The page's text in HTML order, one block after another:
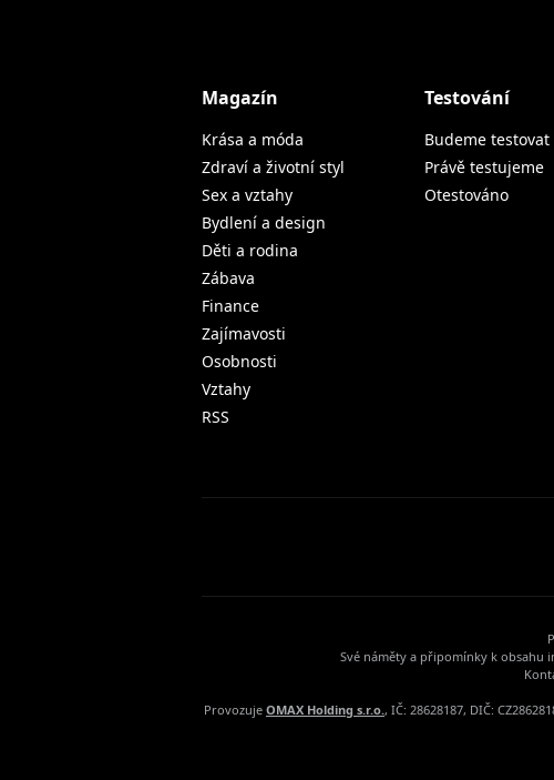
Magazín
Krása a móda
Zdraví a životní styl
Sex a vztahy
Bydlení a design
Děti a rodina
Zábava
Finance
Zajímavosti
Osobnosti
Vztahy
RSS
Testování
Budeme testovat
Právě testujeme
Otestováno
Své náměty a připomínky k obsahu
Provozuje OMAX Holding s.r.o., IČ: 28628187, DIČ: